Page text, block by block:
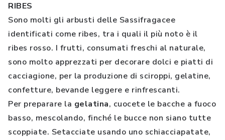
RIBES
Sono molti gli arbusti delle Sassifragacee
identificati come ribes, tra i quali il più noto è il
ribes rosso. I frutti, consumati freschi al naturale,
sono molto apprezzati per decorare dolci e piatti di
cacciagione, per la produzione di sciroppi, gelatine,
confetture, bevande leggere e rinfrescanti.
Per preparare la gelatina, cuocete le bacche a fuoco
basso, mescolando, finché le bucce non siano tutte
scoppiate. Setacciate usando uno schiacciapatate,